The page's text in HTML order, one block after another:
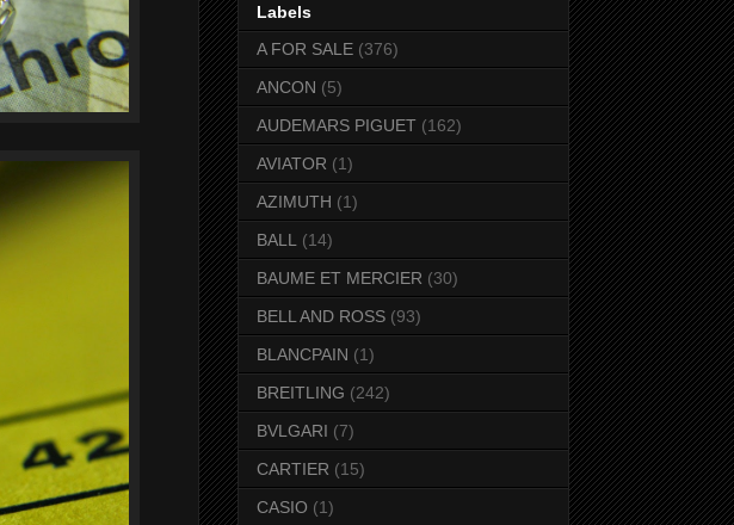
Labels
A FOR SALE (376)
ANCON (5)
AUDEMARS PIGUET (162)
AVIATOR (1)
AZIMUTH (1)
BALL
(14)
BAUME ET MERCIER (30)
BELL AND ROSS (93)
BLANCPAIN (1)
BREITLING (242)
BVLGARI (7)
CARTIER (15)
CASIO (1)